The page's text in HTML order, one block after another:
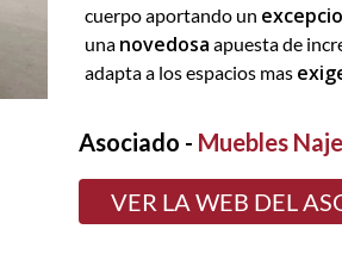
cuerpo aportando un
una novedosa apuesta de
adapta a los espacios mas
Asociado - Muebles
VER LA WEB DEL